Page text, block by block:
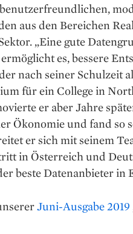
aus den Bereichen
„Eine gute
es, bessere
nach seiner Schulzeit
für ein College in
er aber Jahre
Ökonomie und fand so
er sich mit seinem
in Österreich und
beste Datenanbieter in
Juni-Ausgabe 2019